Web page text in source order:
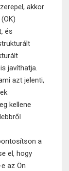
akkor
és
javíthatja.
azt jelenti,
kellene
a
el, hogy
az Ön